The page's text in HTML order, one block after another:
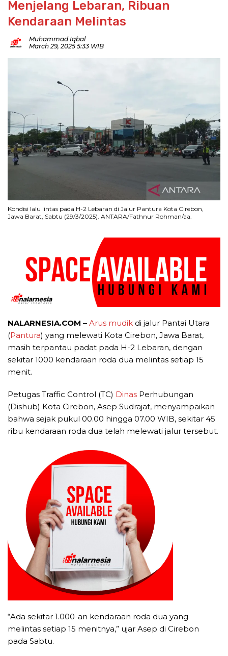
Menjelang Lebaran, Ribuan
Kendaraan Melintas
Muhammad Iqbal
March 29, 2025 5:33 WIB
Kondisi lalu lintas pada H-2 Lebaran di Jalur Pantura Kota Cirebon,
Jawa Barat, Sabtu (29/3/2025). ANTARA/Fathnur Rohman/aa.
NALARNESIA.COM – Arus mudik di jalur Pantai Utara
(Pantura) yang melewati Kota Cirebon, Jawa Barat,
masih terpantau padat pada H-2 Lebaran, dengan
sekitar 1000 kendaraan roda dua melintas setiap 15
menit.
Petugas Traffic Control (TC) Dinas Perhubungan
(Dishub) Kota Cirebon, Asep Sudrajat, menyampaikan
bahwa sejak pukul 00.00 hingga 07.00 WIB, sekitar 45
ribu kendaraan roda dua telah melewati jalur tersebut.
“Ada sekitar 1.000-an kendaraan roda dua yang
melintas setiap 15 menitnya,” ujar Asep di Cirebon
pada Sabtu.